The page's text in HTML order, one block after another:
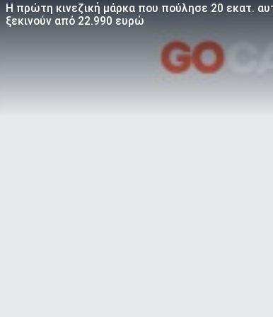
Η πρώτη κινεζική μάρκα που πούλησε 20 εκατ.
ξεκινούν από 22.990 ευρώ